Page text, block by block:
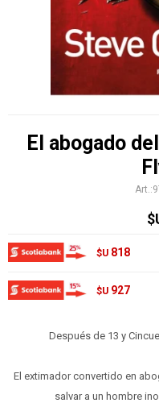
El abogado
$U 818
$U 927
Después de 13 y
El extimador convertido en
salvar a un hombre